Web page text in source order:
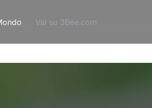
Vai su 3Bee.com